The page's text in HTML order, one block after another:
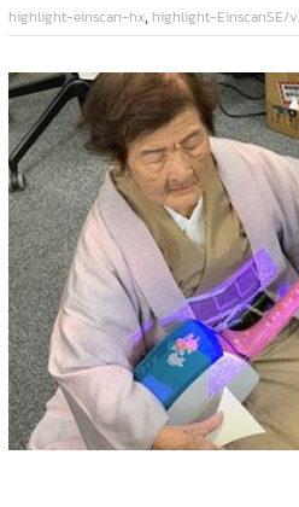
highlight-einscan-hx, highlight-EinscanSE/